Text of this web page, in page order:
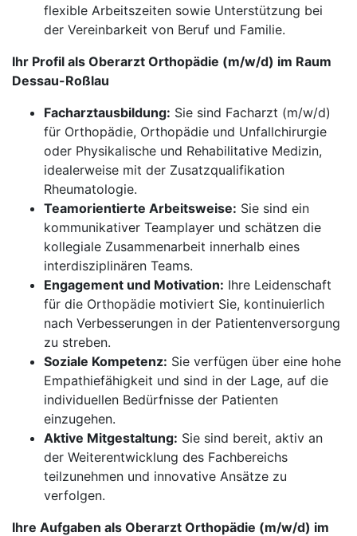
flexible Arbeitszeiten sowie Unterstützung bei
der Vereinbarkeit von Beruf und Familie.
Ihr Profil als Oberarzt Orthopädie (m/w/d) im Raum
Dessau-Roßlau
Facharztausbildung: Sie sind Facharzt (m/w/d)
für Orthopädie, Orthopädie und Unfallchirurgie
oder Physikalische und Rehabilitative Medizin,
idealerweise mit der Zusatzqualifikation
Rheumatologie.
Teamorientierte Arbeitsweise: Sie sind ein
kommunikativer Teamplayer und schätzen die
kollegiale Zusammenarbeit innerhalb eines
interdisziplinären Teams.
Engagement und Motivation: Ihre Leidenschaft
für die Orthopädie motiviert Sie, kontinuierlich
nach Verbesserungen in der Patientenversorgung
zu streben.
Soziale Kompetenz: Sie verfügen über eine hohe
Empathiefähigkeit und sind in der Lage, auf die
individuellen Bedürfnisse der Patienten
einzugehen.
Aktive Mitgestaltung: Sie sind bereit, aktiv an
der Weiterentwicklung des Fachbereichs
teilzunehmen und innovative Ansätze zu
verfolgen.
Ihre Aufgaben als Oberarzt Orthopädie (m/w/d) im